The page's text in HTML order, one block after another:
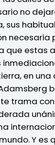
no
sus
necesaria
que estas
en
trama
Y